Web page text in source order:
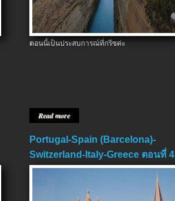
ตอนนี้เป็นประสบการณ์ที่กรีซค่ะ
Read more
Portugal-Spain (Barcelona)-
Switzerland-Italy-Greece ตอนที่ 4